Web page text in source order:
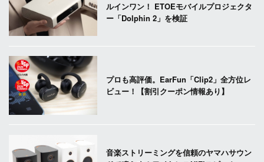
ルインワン！ ETOEモバイルプロジェクタ
ー「Dolphin 2」を検証
プロも高評価。EarFun「Clip2」全方位レ
ビュー！【割引クーポン情報あり】
音楽ストリーミングを信頼のヤマハサウン